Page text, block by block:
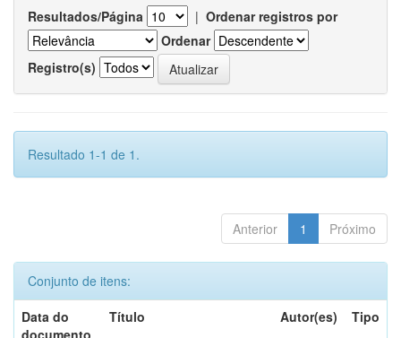
Resultados/Página | Ordenar registros por
Ordenar
Registro(s)
Resultado 1-1 de 1.
Anterior 1 Próximo
Conjunto de itens:
Data do
documento
Título Autor(es) Tipo